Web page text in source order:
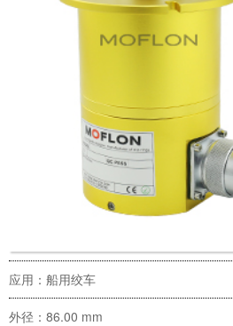
应用：船用绞车
外径：86.00 mm